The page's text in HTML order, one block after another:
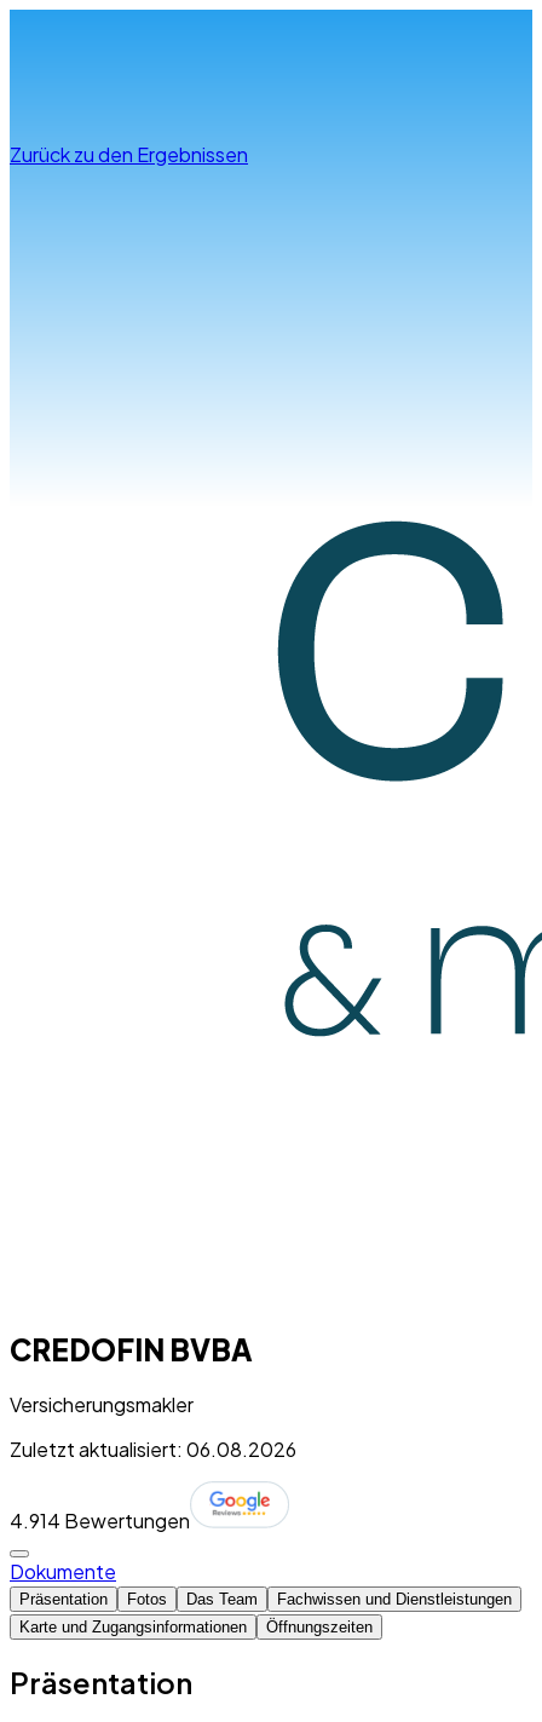
Zurück zu den Ergebnissen
CREDOFIN BVBA
Versicherungsmakler
Zuletzt aktualisiert: 06.08.2026
4.914 Bewertungen
Dokumente
Präsentation Fotos Das Team
Fachwissen und Dienstleistungen
Karte und Zugangsinformationen
Öffnungszeiten
Präsentation